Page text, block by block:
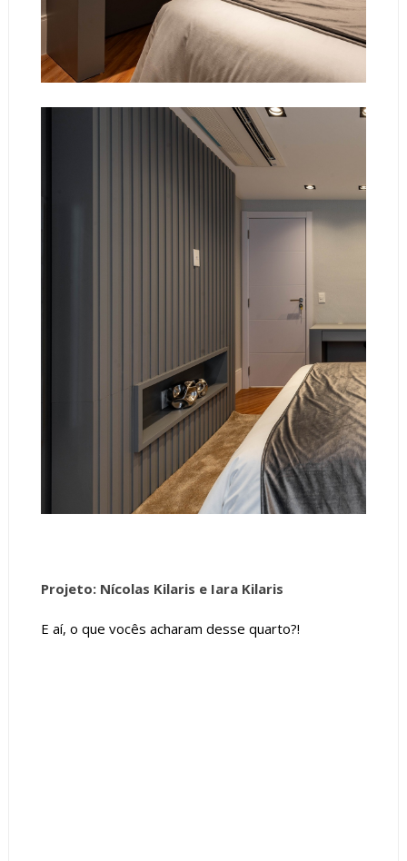
Projeto: Nícolas Kilaris e Iara Kilaris
E aí, o que vocês acharam desse quarto?!